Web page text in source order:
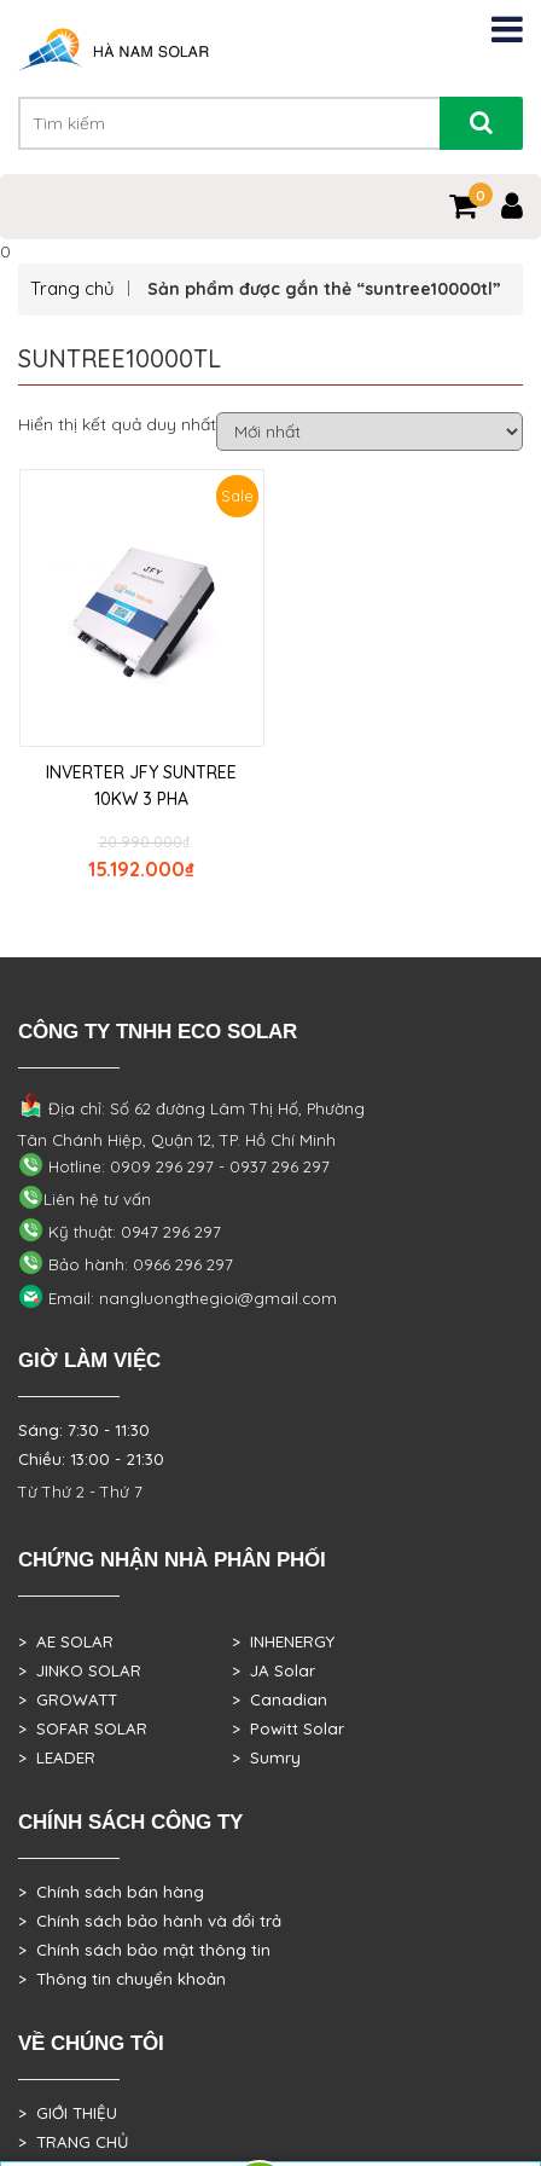
0
0
Trang chủ Sản phẩm được gắn thẻ “suntree10000tl”
SUNTREE10000TL
Hiển thị kết quả duy nhất
Sale
INVERTER JFY SUNTREE
10KW 3 PHA
₫
20.990.000
₫
15.192.000
CÔNG TY TNHH ECO SOLAR
Địa chỉ: Số 62 đường Lâm Thị Hố, Phường
Tân Chánh Hiệp, Quận 12, TP. Hồ Chí Minh
Hotline: 0909 296 297 - 0937 296 297
Liên hệ tư vấn
Kỹ thuật: 0947 296 297
Bảo hành: 0966 296 297
Email: nangluongthegioi@gmail.com
GIỜ LÀM VIỆC
Sáng: 7:30 - 11:30
Chiều: 13:00 - 21:30
Từ Thứ 2 - Thứ 7
CHỨNG NHẬN NHÀ PHÂN PHỐI
> AE SOLAR
> JINKO SOLAR
> GROWATT
> SOFAR SOLAR
> LEADER
> INHENERGY
> JA Solar
> Canadian
> Powitt Solar
> Sumry
CHÍNH SÁCH CÔNG TY
> Chính sách bán hàng
> Chính sách bảo hành và đổi trả
> Chính sách bảo mật thông tin
> Thông tin chuyển khoản
VỀ CHÚNG TÔI
> GIỚI THIỆU
> TRANG CHỦ